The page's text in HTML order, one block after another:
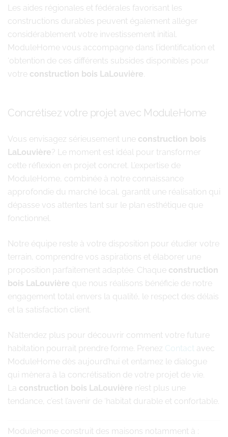
Les aides régionales et fédérales favorisant les
constructions durables peuvent également alléger
considérablement votre investissement initial.
ModuleHome vous accompagne dans l’identification et
‘obtention de ces différents subsides disponibles pour
votre construction bois LaLouvière.
Concrétisez votre projet avec ModuleHome
Vous envisagez sérieusement une construction bois
LaLouvière? Le moment est idéal pour transformer
cette réflexion en projet concret. L’expertise de
ModuleHome, combinée à notre connaissance
approfondie du marché local, garantit une réalisation qui
dépasse vos attentes tant sur le plan esthétique que
fonctionnel.
Notre équipe reste à votre disposition pour étudier votre
terrain, comprendre vos aspirations et élaborer une
proposition parfaitement adaptée. Chaque construction
bois LaLouvière que nous réalisons bénéficie de notre
engagement total envers la qualité, le respect des délais
et la satisfaction client.
N’attendez plus pour découvrir comment votre future
habitation pourrait prendre forme. Prenez Contact avec
ModuleHome dès aujourd’hui et entamez le dialogue
qui mènera à la concrétisation de votre projet de vie.
La construction bois LaLouvière n’est plus une
tendance, c’est l’avenir de ‘habitat durable et confortable.
Modulehome construit des maisons notamment à :